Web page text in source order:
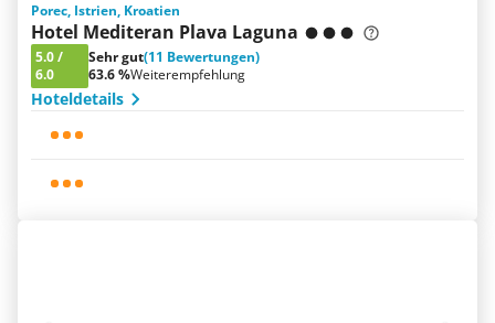
Porec, Istrien, Kroatien
Hotel Mediteran Plava Laguna
5.0/
6.0
Sehr gut(11 Bewertungen)
63.6 %Weiterempfehlung
Hoteldetails